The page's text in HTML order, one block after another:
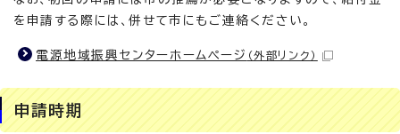
を申請する際には、併せて市にもご連絡ください。
電源地域振興センターホームページ （外部リンク）
申請時期